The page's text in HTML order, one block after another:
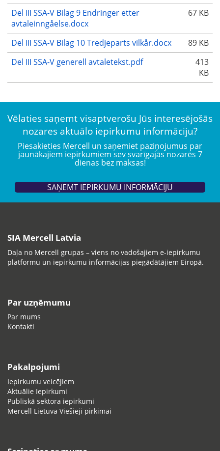
Del III SSA-V Bilag 9 Endringer etter
avtaleinngåelse.docx
67 KB
Del III SSA-V Bilag 10 Tredjeparts vilkår.docx
89 KB
Del III SSA-V generell avtaletekst.pdf
413
KB
Vēlaties saņemt visaptverošu Jūs interesējošās
nozares aktuālo iepirkumu informāciju?
Piesakieties Mercell un saņemiet paziņojumus par
jaunākajiem iepirkumiem sev svarīgajās nozarēs 7
dienas bez maksas!
SAŅEMT IEPIRKUMU INFORMĀCIJU
SIA Mercell Latvia
Daļa no Mercell grupas – viens no vadošajiem e-iepirkumu
platformu un iepirkumu informācijas piegādātājiem Eiropā.
Par uzņēmumu
Par mums
Kontakti
Pakalpojumi
Iepirkumu veicējiem
Aktuālie Iepirkumi
Publiskā sektora iepirkumi
Mercell Lietuva Viešieji pirkimai